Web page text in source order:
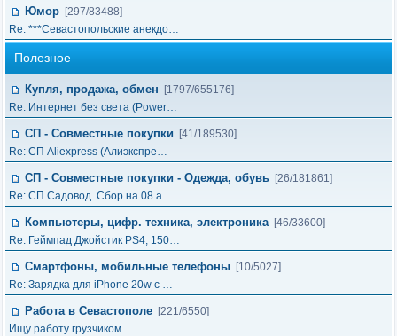
Юмор [297/83488]
Re: ***Севастопольские анекдо…
Полезное
Купля, продажа, обмен
[1797/655176]
Re: Интернет без света (Power…
СП - Совместные покупки
[41/189530]
Re: СП Aliexpress (Алиэкспре…
СП - Совместные покупки - Одежда, обувь [26/181861]
Re: СП Садовод. Сбор на 08 а…
Компьютеры, цифр. техника, электроника [46/33600]
Re: Геймпад Джoйcтик PS4, 150…
Смартфоны, мобильные телефоны [10/5027]
Re: Зарядка для iPhone 20w с …
Работа в Севастополе [221/6550]
Ищу работу грузчиком